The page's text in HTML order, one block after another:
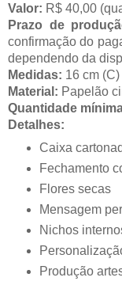
Valor: R$ 40,00
Prazo de
confirmação do
dependendo da
Medidas: 16 cm
Material: Papelão
Quantidade
Detalhes:
Caixa
Fechamento
Flores secas
Mensagem
Nichos
Produção